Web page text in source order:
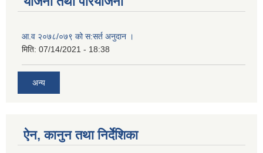
आ.व २०७८/०७९ को स:सर्त अनुदान ।
मिति: 07/14/2021 - 18:38
अन्य
ऐन, कानुन तथा निर्देशिका